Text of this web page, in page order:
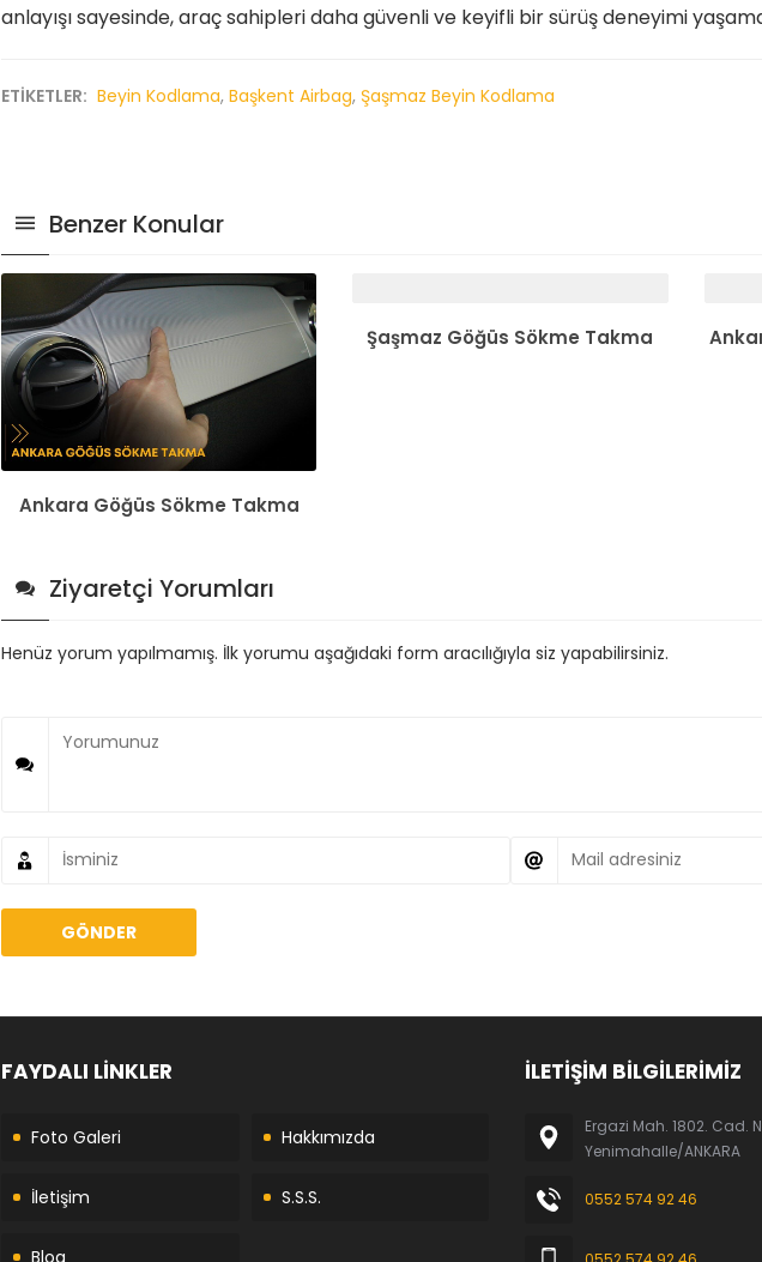
anlayışı sayesinde, araç sahipleri daha güvenli ve keyifli bir sürüş deneyimi
ETİKETLER: Beyin Kodlama, Başkent Airbag, Şaşmaz Beyin Kodlama
Benzer Konular
Ankara Göğüs Sökme Takma
Şaşmaz Göğüs Sökme Takma
Ziyaretçi Yorumları
Henüz yorum yapılmamış. İlk yorumu aşağıdaki form aracılığıyla siz yapabilirsiniz.
FAYDALI LİNKLER
Foto Galeri Hakkımızda
İletişim S.S.S.
Blog
İLETİŞİM BİLGİLERİMİZ
Ergazi Mah. 1802. Cad.
Yenimahalle/ANKARA
0552 574 92 46